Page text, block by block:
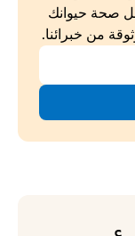
من خبرائنا.